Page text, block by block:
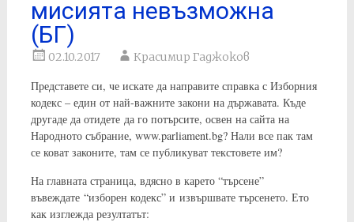
мисията невъзможна
(БГ)
02.10.2017 Красимир Гаджоков
Представете си, че искате да направите справка с Изборния
кодекс – един от най-важните закони на държавата. Къде
другаде да отидете да го потърсите, освен на сайта на
Народното събрание, www.parliament.bg? Нали все пак там
се коват законите, там се публикуват текстовете им?
На главната страница, вдясно в карето “търсене”
въвеждате “изборен кодекс” и извършвате търсенето. Ето
как изглежда резултатът: